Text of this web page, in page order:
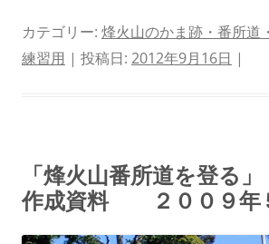
カテゴリー: 烽火山のかま跡・番所道
練習用 | 投稿日: 2012年9月16日 |
「烽火山番所道を登る
作成資料 ２００９年